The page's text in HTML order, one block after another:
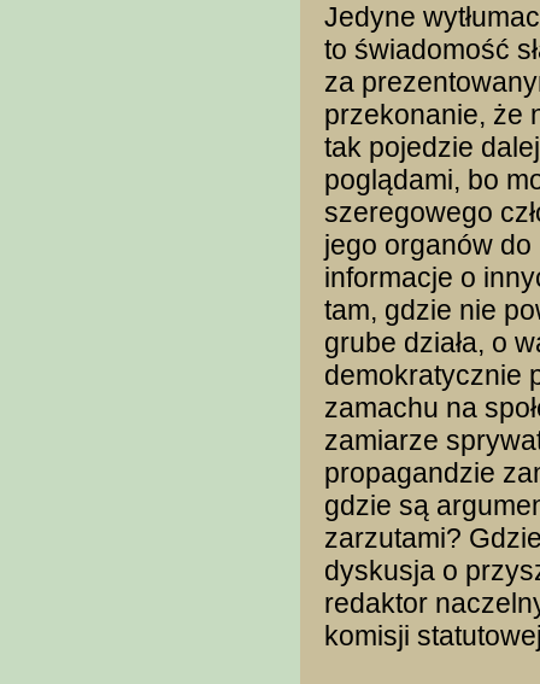
Jedyne
to świadomość
za
przekonanie, że
tak pojedzie
poglądami, bo
szeregowego
jego organów do
informacje o
tam, gdzie nie
grube działa, o
demokratycznie
zamachu na
zamiarze
propagandzie
gdzie są
zarzutami?
dyskusja o
redaktor
komisji